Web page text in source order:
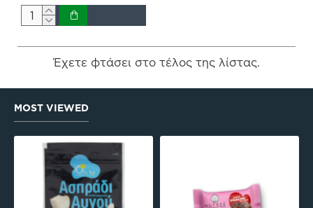
Έχετε φτάσει στο τέλος της λίστας.
MOST VIEWED